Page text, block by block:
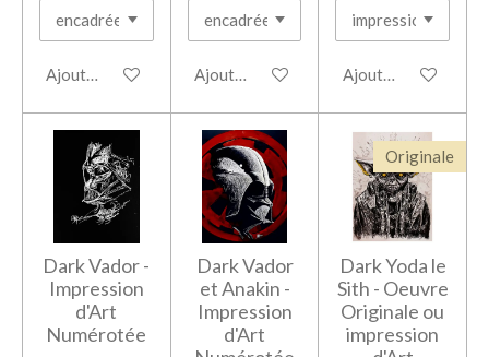
Ajouter au panier Ajouter au panier Ajouter au panier
Dark Vador -
Impression
d'Art
Numérotée
Dark Vador
et Anakin -
Impression
d'Art
Originale
Dark Yoda le
Sith - Oeuvre
Originale ou
impression